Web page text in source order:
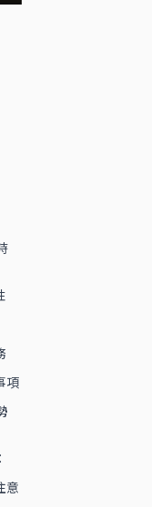
項
意